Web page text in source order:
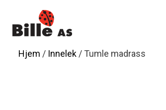
innhold
Hjem / Innelek/ Tumle madrass